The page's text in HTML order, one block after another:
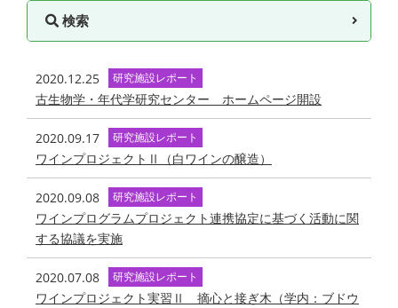
検索
2020.12.25 研究施設レポート
古生物学・年代学研究センター ホームページ開設
2020.09.17 研究施設レポート
ワインプロジェクトⅡ（白ワインの醸造）
2020.09.08 研究施設レポート
ワインプログラムプロジェクト連携協定に基づく活動に関
する協議を実施
2020.07.08 研究施設レポート
ワインプロジェクト実習Ⅱ 摘心と接ぎ木（学内：ブドウ